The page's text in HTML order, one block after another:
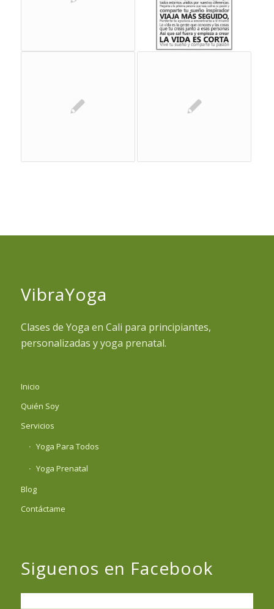
VibraYoga
Clases de Yoga en Cali para principiantes,
personalizadas y yoga prenatal.
Inicio
Quién Soy
Servicios
Yoga Para Todos
Yoga Prenatal
Blog
Contáctame
Siguenos en Facebook